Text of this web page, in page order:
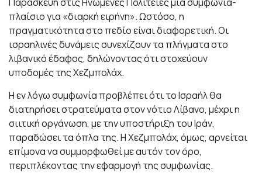
Παρασκευή στις Ηνωμένες Πολιτείες μια συμφωνία-
πλαίσιο για «διαρκή ειρήνη». Ωστόσο, η
πραγματικότητα στο πεδίο είναι διαφορετική. Οι
ισραηλινές δυνάμεις συνεχίζουν τα πλήγματα στο
λιβανικό έδαφος, δηλώνοντας ότι στοχεύουν
υποδομές της Χεζμπολάχ.
Η εν λόγω συμφωνία προβλέπει ότι το Ισραήλ θα
διατηρήσει στρατεύματα στον νότιο Λίβανο, μέχρι η
σιιτική οργάνωση, με την υποστήριξη του Ιράν,
παραδώσει τα όπλα της. Η Χεζμπολάχ, όμως, αρνείται
επίμονα να συμμορφωθεί με αυτόν τον όρο,
περιπλέκοντας την εφαρμογή της συμφωνίας.